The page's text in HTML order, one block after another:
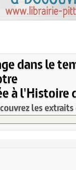
dans le
à l'Histoire
les